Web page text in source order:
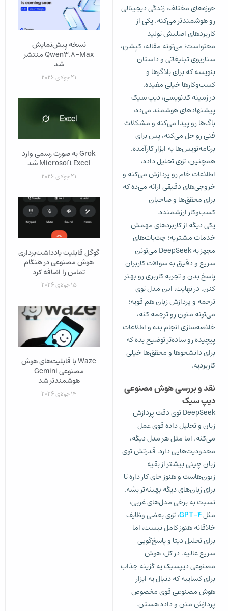
حوزه‌های مختلف، زندگی دیجیتالی
رو هوشمندتر می‌کنه. یکی از
کاربردهای اصلیش تولید
محتواست؛ می‌تونه مقاله، کپشن،
سناریوی تبلیغاتی و داستان
بنویسه که برای بلاگرها و
کسب‌وکارها خیلی مفیده.
در زمینه کدنویسی، دیپ سیک
پیشنهادهای هوشمند می‌ده،
باگ‌ها رو پیدا می‌کنه و مشکلات
فنی رو حل می‌کنه، پس برای
برنامه‌نویس‌ها یه ابزار کارآمده.
همچنین، توی تحلیل داده،
اطلاعات خام رو پردازش می‌کنه و
خروجی‌های دقیقی ارائه می‌ده که
برای محقق‌ها و صاحبان
کسب‌وکار ارزشمنده.
یکی دیگه از کاربردهای مهمش
خدمات مشتریه؛ چت‌بات‌های
مجهز به DeepSeek می‌تونن
سریع و دقیق به سوالات کاربران
پاسخ بدن و تجربه کاربری رو بهتر
کنن. در نهایت، این مدل توی
ترجمه و پردازش زبان هم قویه؛
می‌تونه متون رو ترجمه کنه،
خلاصه‌سازی انجام بده و اطلاعات
پیچیده رو ساده‌تر توضیح بده که
برای دانشجوها و محقق‌ها خیلی
کاربردیه.
نقد و بررسی هوش مصنوعی
دیپ سیک
DeepSeek توی دقت پردازش
زبان و تحلیل داده قوی عمل
می‌کنه. اما مثل هر مدل دیگه،
محدودیت‌هایی داره. قدرتش توی
زبان چینی بیشتر از بقیه
زبون‌هاست و هنوز جای کار داره تا
برای زبان‌های دیگه بهینه‌تر بشه.
نسبت به برخی مدل‌های غربی،
مثلGPT-4، توی بعضی وظایف
خلاقانه هنوز کامل نیست، اما
برای تحلیل دیتا و پاسخ‌گویی
سریع عالیه. در کل، هوش
مصنوعی دیپسیک یه گزینه جذاب
برای کساییه که دنبال یه ابزار
هوش مصنوعی قوی مخصوص
پردازش متن و داده هستن.
نسخه پیش‌نمایش
Qwen3.8-Max منتشر
شد
21 جولای 2026
Grok به‌ صورت رسمی وارد
Microsoft Excel شد
21 جولای 2026
گوگل قابلیت یادداشت‌برداری
هوش مصنوعی در هنگام
تماس را اضافه کرد
15 جولای 2026
Waze با قابلیت‌های هوش
مصنوعی Gemini
هوشمندتر شد
14 جولای 2026